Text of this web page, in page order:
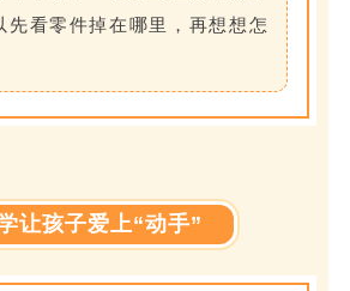
先看零件掉在哪里，再想想怎
让孩子爱上“动手”